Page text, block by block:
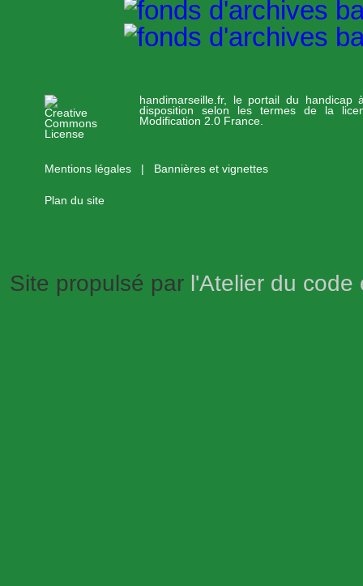
handimarseille.fr, le portail du handicap
disposition selon les termes de la
Modification 2.0 France.
Mentions légales Bannières et vignettes
Plan du site
Site propulsé par l'Atelier du